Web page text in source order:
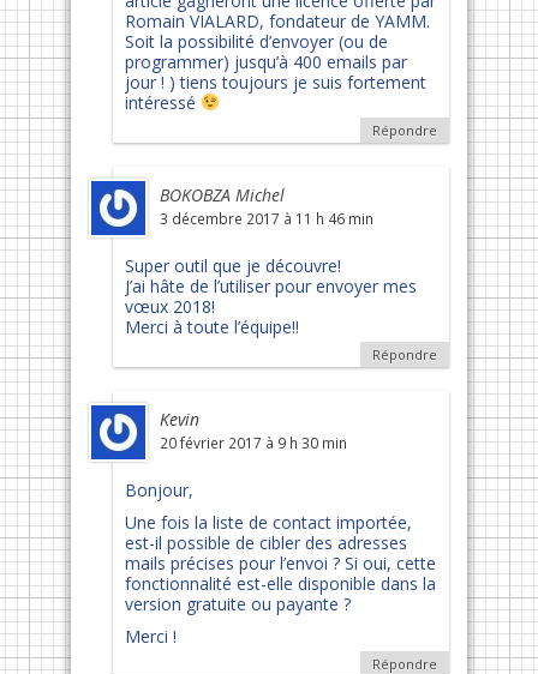
Romain VIALARD, fondateur de YAMM.
Soit la possibilité d’envoyer (ou de
programmer) jusqu’à 400 emails par
jour ! ) tiens toujours je suis fortement
intéressé
Répondre
BOKOBZA Michel
3 décembre 2017 à 11 h 46 min
Super outil que je découvre!
J’ai hâte de l’utiliser pour envoyer mes
vœux 2018!
Merci à toute l’équipe!!
Répondre
Kevin
20 février 2017 à 9 h 30 min
Bonjour,
Une fois la liste de contact importée,
est-il possible de cibler des adresses
mails précises pour l’envoi ? Si oui, cette
fonctionnalité est-elle disponible dans la
version gratuite ou payante ?
Merci !
Répondre